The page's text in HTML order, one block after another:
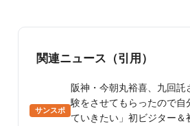
関連ニュース（引用）
サンスポ
阪神・今朝丸裕喜、九回託
験をさせてもらったので自
ていきたい」初ビジター＆